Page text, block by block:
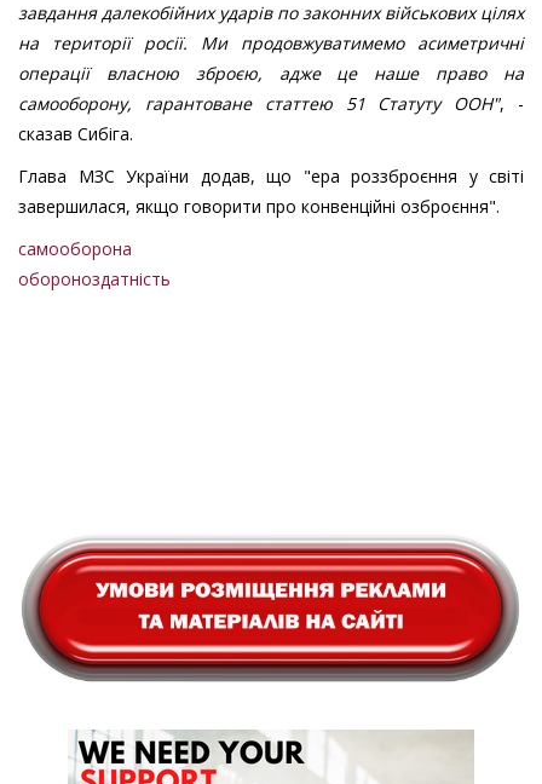
завдання далекобійних ударів по законних військових цілях
на території росії. Ми продовжуватимемо асиметричні
операції власною зброєю, адже це наше право на
самооборону, гарантоване статтею 51 Статуту ООН", -
сказав Сибіга.
Глава МЗС України додав, що "ера роззброєння у світі
завершилася, якщо говорити про конвенційні озброєння".
самооборона
обороноздатність